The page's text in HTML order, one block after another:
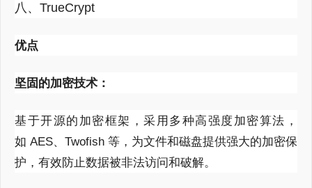
八、TrueCrypt
优点
坚固的加密技术：
基于开源的加密框架，采用多种高强度加密算法，
如 AES、 Twofish 等，为文件和磁盘提供强大的加密保
护，有效防止数据被非法访问和破解。